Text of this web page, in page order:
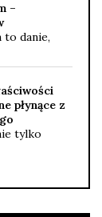
–
to danie,
płynące z
tylko